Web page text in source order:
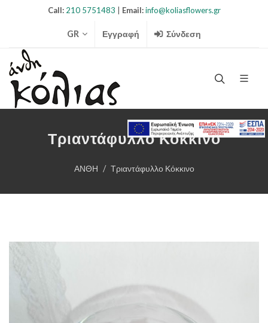
Call: 210 5751483 Email: info@koliasflowers.gr
GR Εγγραφή Σύνδεση
Search
Τριαντάφυλλο Κόκκινο
ΑΝΘΗ Τριαντάφυλλο Κόκκινο